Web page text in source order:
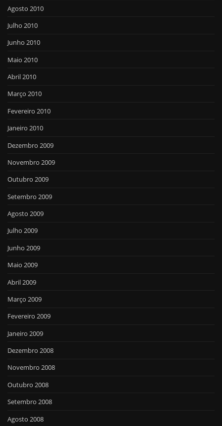
Agosto 2010
Julho 2010
Junho 2010
Maio 2010
Abril 2010
Março 2010
Fevereiro 2010
Janeiro 2010
Dezembro 2009
Novembro 2009
Outubro 2009
Setembro 2009
Agosto 2009
Julho 2009
Junho 2009
Maio 2009
Abril 2009
Março 2009
Fevereiro 2009
Janeiro 2009
Dezembro 2008
Novembro 2008
Outubro 2008
Setembro 2008
Agosto 2008